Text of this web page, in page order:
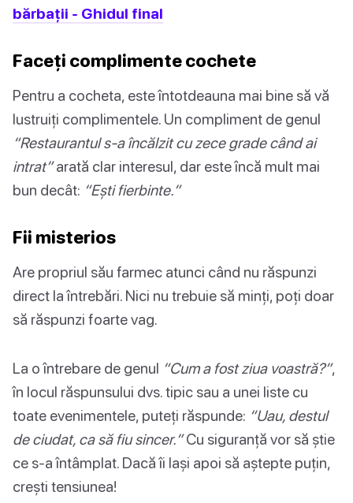
bărbații - Ghidul final
Faceți complimente cochete
Pentru a cocheta, este întotdeauna mai bine să vă
lustruiți complimentele. Un compliment de genul
“Restaurantul s-a încălzit cu zece grade când ai
intrat”arată clar interesul, dar este încă mult mai
bun decât: “Ești fierbinte.”
Fii misterios
Are propriul său farmec atunci când nu răspunzi
direct la întrebări. Nici nu trebuie să minți, poți doar
să răspunzi foarte vag.
La o întrebare de genul “Cum a fost ziua voastră?”,
în locul răspunsului dvs. tipic sau a unei liste cu
toate evenimentele, puteți răspunde: “Uau, destul
de ciudat, ca să fiu sincer.”Cu siguranță vor să știe
ce s-a întâmplat. Dacă îi lași apoi să aștepte puțin,
crești tensiunea!